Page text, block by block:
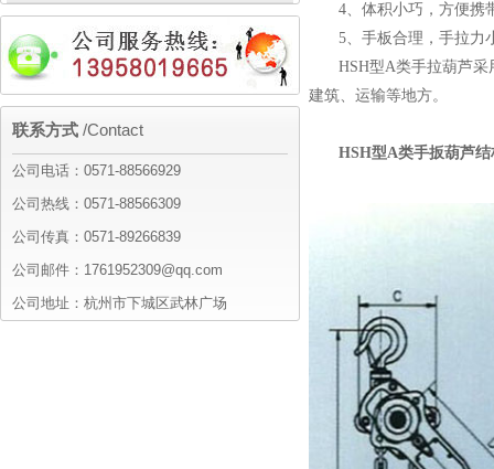
4、体积小巧，方便携
5、手板合理，手拉力
HSH型A类手拉葫芦
建筑、运输等地方。
HSH型A类手扳葫芦结
联系方式 /Contact
公司电话：0571-88566929
公司热线：0571-88566309
公司传真：0571-89266839
公司邮件：1761952309@qq.com
公司地址：杭州市下城区武林广场